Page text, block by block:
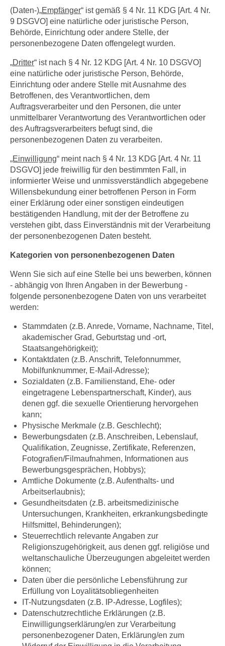
(Daten-)„Empfänger“ ist gemäß § 4 Nr. 11 KDG [Art. 4 Nr.
9 DSGVO] eine natürliche oder juristische Person,
Behörde, Einrichtung oder andere Stelle, der
personenbezogene Daten offengelegt wurden.
„Dritter“ ist nach § 4 Nr. 12 KDG [Art. 4 Nr. 10 DSGVO]
eine natürliche oder juristische Person, Behörde,
Einrichtung oder andere Stelle mit Ausnahme des
Betroffenen, des Verantwortlichen, dem
Auftragsverarbeiter und den Personen, die unter
unmittelbarer Verantwortung des Verantwortlichen oder
des Auftragsverarbeiters befugt sind, die
personenbezogenen Daten zu verarbeiten.
„Einwilligung“ meint nach § 4 Nr. 13 KDG [Art. 4 Nr. 11
DSGVO] jede freiwillig für den bestimmten Fall, in
informierter Weise und unmissverständlich abgegebene
Willensbekundung einer betroffenen Person in Form
einer Erklärung oder einer sonstigen eindeutigen
bestätigenden Handlung, mit der der Betroffene zu
verstehen gibt, dass Einverständnis mit der Verarbeitung
der personenbezogenen Daten besteht.
Kategorien von personenbezogenen Daten
Wenn Sie sich auf eine Stelle bei uns bewerben, können
- abhängig von Ihren Angaben in der Bewerbung -
folgende personenbezogene Daten von uns verarbeitet
werden:
Stammdaten (z.B. Anrede, Vorname, Nachname, Titel,
akademischer Grad, Geburtstag und -ort,
Staatsangehörigkeit);
Kontaktdaten (z.B. Anschrift, Telefonnummer,
Mobilfunknummer, E-Mail-Adresse);
Sozialdaten (z.B. Familienstand, Ehe- oder
eingetragene Lebenspartnerschaft, Kinder), aus
denen ggf. die sexuelle Orientierung hervorgehen
kann;
Physische Merkmale (z.B. Geschlecht);
Bewerbungsdaten (z.B. Anschreiben, Lebenslauf,
Qualifikation, Zeugnisse, Zertifikate, Referenzen,
Fotografien/Filmaufnahmen, Informationen aus
Bewerbungsgesprächen, Hobbys);
Amtliche Dokumente (z.B. Aufenthalts- und
Arbeitserlaubnis);
Gesundheitsdaten (z.B. arbeitsmedizinische
Untersuchungen, Krankheiten, erkrankungsbedingte
Hilfsmittel, Behinderungen);
Steuerrechtlich relevante Angaben zur
Religionszugehörigkeit, aus denen ggf. religiöse und
weltanschauliche Überzeugungen abgeleitet werden
können;
Daten über die persönliche Lebensführung zur
Erfüllung von Loyalitätsobliegenheiten
IT-Nutzungsdaten (z.B. IP-Adresse, Logfiles);
Datenschutzrechtliche Erklärungen (z.B.
Einwilligungserklärung/en zur Verarbeitung
personenbezogener Daten, Erklärung/en zum